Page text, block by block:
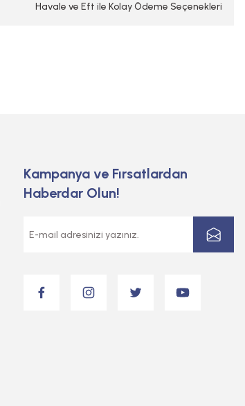
Havale ve Eft ile Kolay Ödeme Seçenekleri
Kampanya ve Fırsatlardan
Haberdar Olun!